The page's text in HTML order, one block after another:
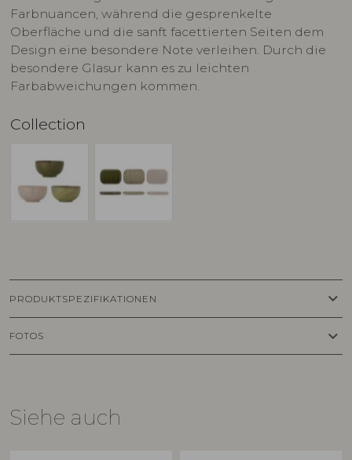
Farbnuancen, während die gesprenkelte
Oberfläche und die sanft facettierten Seiten dem
Design eine besondere Note verleihen. Durch die
besondere Glasur kann es zu leichten
Farbabweichungen kommen.
Collection
PRODUKTSPEZIFIKATIONEN keyboard_arrow_down
FOTOS keyboard_arrow_down
Siehe auch